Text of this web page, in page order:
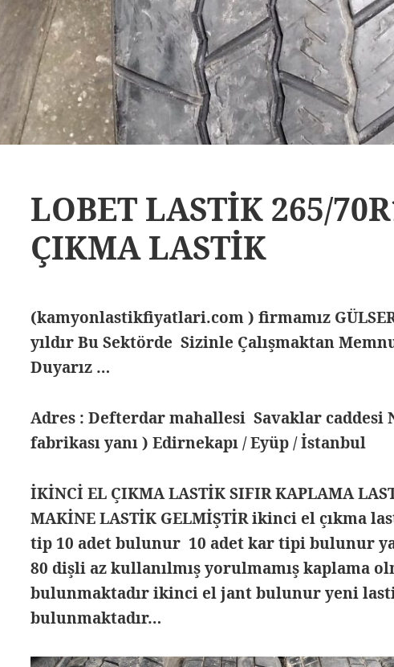
LOBET LASTİK 265/
ÇIKMA LASTİK
(kamyonlastikfiyatlari.com ) firmamız
yıldır Bu Sektörde Sizinle Çalışmaktan
Duyarız …
Adres : Defterdar mahallesi Savaklar caddesi
fabrikası yanı ) Edirnekapı / Eyüp / İstanbul
İKİNCİ EL ÇIKMA LASTİK SIFIR KAPLAMA
MAKİNE LASTİK GELMİŞTİR ikinci el çıkma
tip 10 adet bulunur 10 adet kar tipi bulunur
80 dişli az kullanılmış yorulmamış kaplama
bulunmaktadır ikinci el jant bulunur yeni
bulunmaktadır…